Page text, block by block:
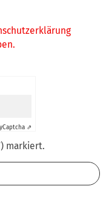
Captcha ⇗
markiert.